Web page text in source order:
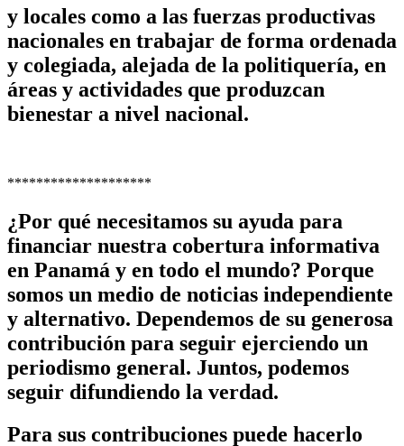
y locales como a las fuerzas productivas
nacionales en trabajar de forma ordenada
y colegiada, alejada de la politiquería, en
áreas y actividades que produzcan
bienestar a nivel nacional.
********************
¿Por qué necesitamos su ayuda para
financiar nuestra cobertura informativa
en Panamá y en todo el mundo? Porque
somos un medio de noticias independiente
y alternativo. Dependemos de su generosa
contribución para seguir ejerciendo un
periodismo general. Juntos, podemos
seguir difundiendo la verdad.
Para sus contribuciones puede hacerlo